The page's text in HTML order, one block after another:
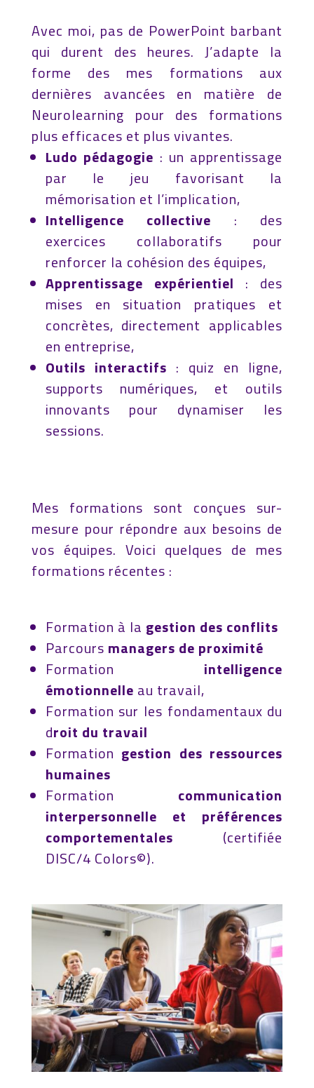
Avec moi, pas de PowerPoint barbant
qui durent des heures.J’adapte la
forme des mes formations aux
dernières avancées en matière de
Neurolearning pour des formations
plus efficaces et plus vivantes.
Ludo pédagogie : un apprentissage
par le jeu favorisant la
mémorisation et l’implication,
Intelligence collective : des
exercices collaboratifs pour
renforcer la cohésion des équipes,
Apprentissage expérientiel : des
mises en situation pratiques et
concrètes, directement applicables
en entreprise,
Outils interactifs : quiz en ligne,
supports numériques, et outils
innovants pour dynamiser les
sessions.
Mes formations sont conçues sur-
mesure pour répondre aux besoins de
vos équipes. Voici quelques de mes
formations récentes :
Formation à la gestion des conflits
Parcours managers de proximité
Formation intelligence
émotionnelle au travail,
Formation sur les fondamentaux du
droit du travail
Formation gestion des ressources
humaines
Formation communication
interpersonnelle et préférences
comportementales (certifiée
DISC/4 Colors©).